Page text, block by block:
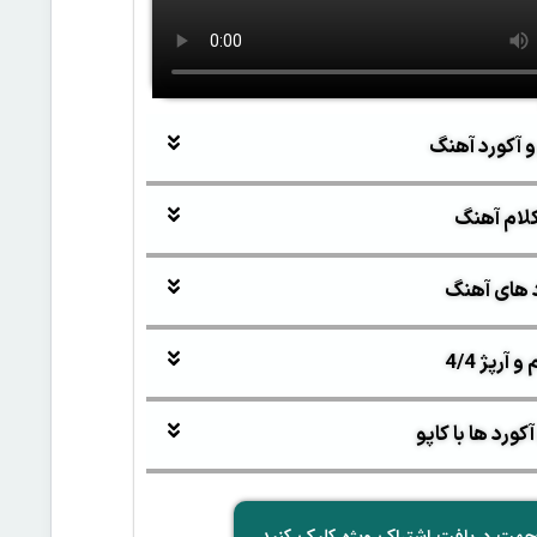
آکورد آهنگ
آهنگ
های آهنگ
4/4
ها با کاپو